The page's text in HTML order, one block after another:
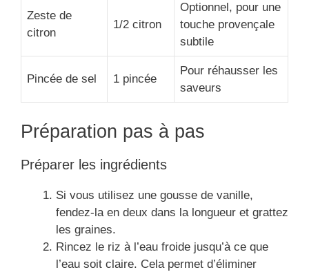
Zeste de
citron
1/2 citron
Optionnel, pour une
touche provençale
subtile
Pincée de sel 1 pincée
Pour réhausser les
saveurs
Préparation pas à pas
Préparer les ingrédients
Si vous utilisez une gousse de vanille,
fendez-la en deux dans la longueur et grattez
les graines.
Rincez le riz à l’eau froide jusqu’à ce que
l’eau soit claire. Cela permet d’éliminer